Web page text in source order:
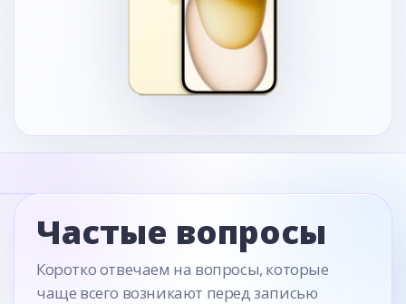
Частые вопросы
Коротко отвечаем на вопросы, которые
чаще всего возникают перед записью